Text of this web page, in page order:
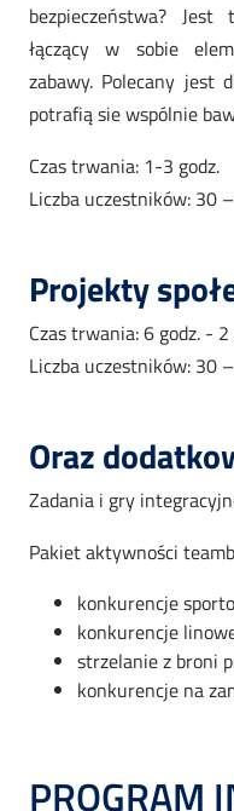
bezpieczeństwa?
łączący w sobie
zabawy. Polecany jest
potrafią sie wspólnie
Czas trwania: 1-3 godz.
Liczba uczestników: 30
Projekty
Czas trwania: 6 godz. -
Liczba uczestników: 30
Oraz
Zadania i gry
Pakiet aktywności
konkurencje
konkurencje
strzelanie z broni
konkurencje na
PROGRAM